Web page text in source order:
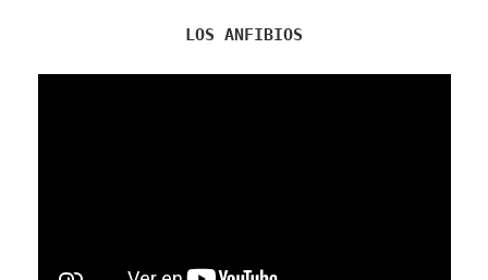
LOS ANFIBIOS